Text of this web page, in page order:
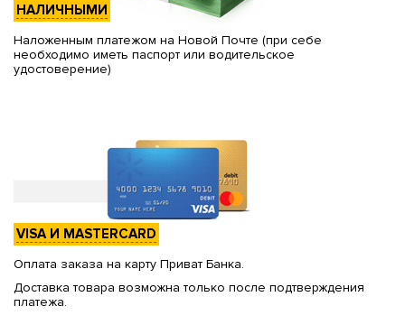
НАЛИЧНЫМИ
Наложенным платежом на Новой Почте (при себе
необходимо иметь паспорт или водительское
удостоверение)
VISA И MASTERCARD
Оплата заказа на карту Приват Банка.
Доставка товара возможна только после подтверждения
платежа.